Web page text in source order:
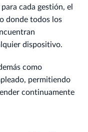
cada gestión, el
donde todos los
dispositivo.
como
permitiendo
continuamente